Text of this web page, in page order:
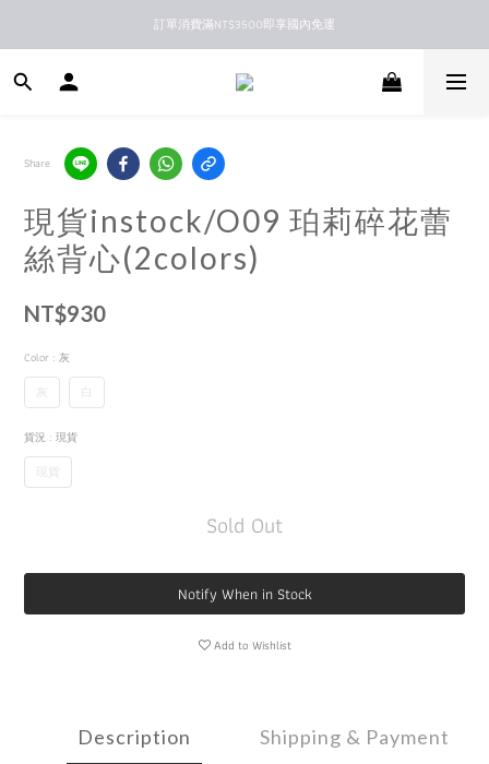
新馬港澳順豐到付配送
訂單消費滿NT$3500即享國內免運
新馬港澳順豐到付配送
Share
現貨instock/O09 珀莉碎花蕾
絲背心(2colors)
NT$930
Color : 灰
灰
貨況 : 現貨
現貨
Sold Out
Notify When in Stock
Add to Wishlist
Description Shipping & Payment